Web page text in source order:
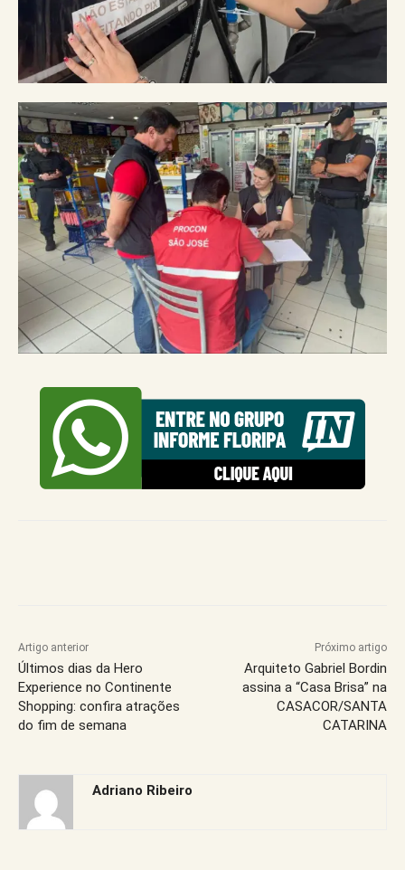
Artigo anterior
Últimos dias da Hero
Experience no Continente
Shopping: confira atrações
do fim de semana
Próximo artigo
Arquiteto Gabriel Bordin
assina a “Casa Brisa” na
CASACOR/SANTA
CATARINA
Adriano Ribeiro